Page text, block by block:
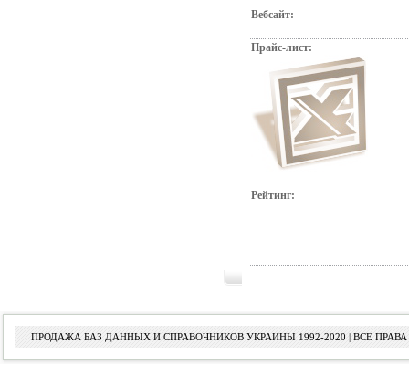
Вебсайт:
Прайс-лист:
Рейтинг:
ПРОДАЖА БАЗ ДАННЫХ И СПРАВОЧНИКОВ УКРАИНЫ 1992-2020 | ВСЕ